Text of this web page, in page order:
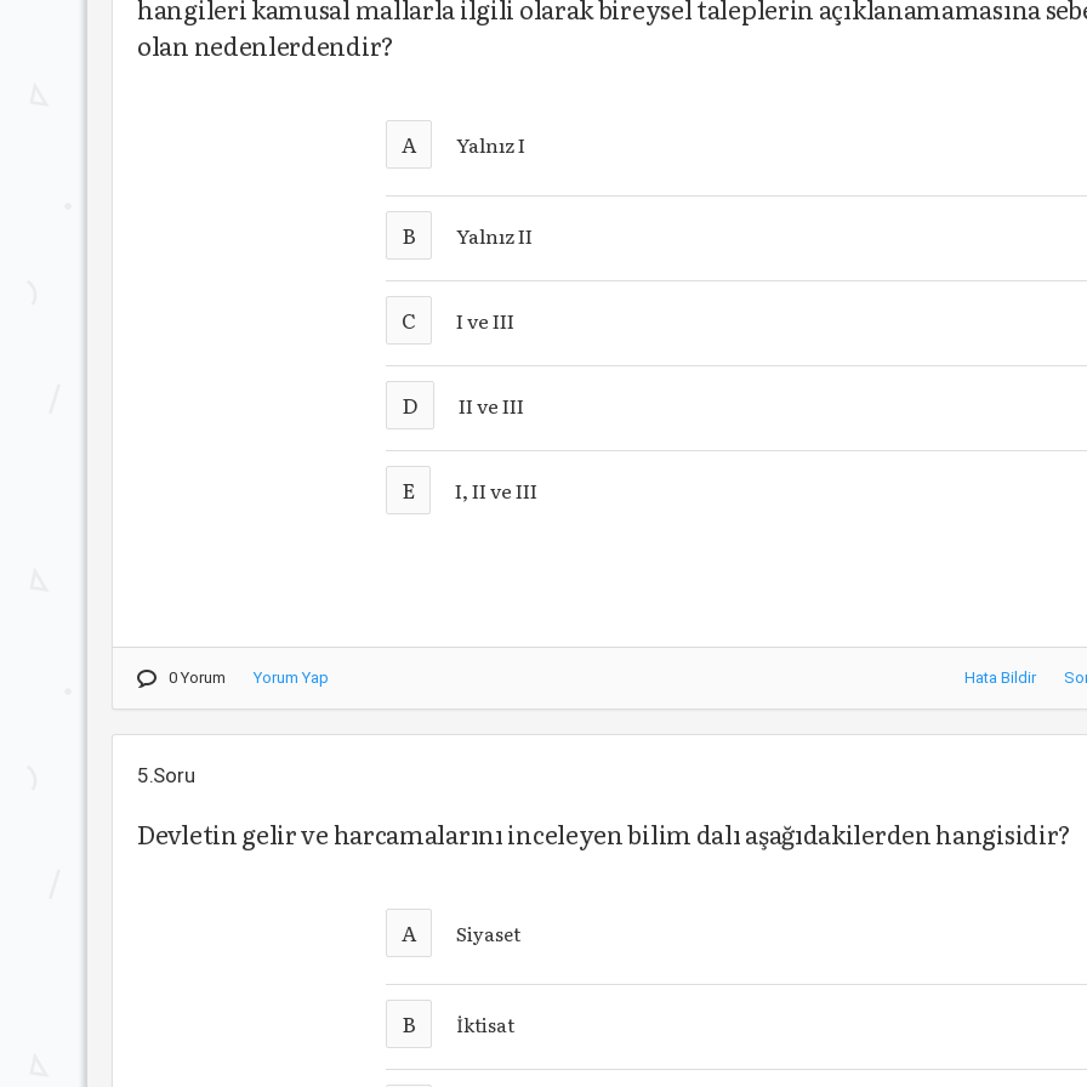
hangileri kamusal mallarla ilgili olarak bireysel taleplerin açıklanamamasına
olan nedenlerdendir?
A Yalnız I
B Yalnız II
C I ve III
D II ve III
E I, II ve III
0 Yorum Yorum Yap Hata Bildir
5.Soru
Devletin gelir ve harcamalarını inceleyen bilim dalı aşağıdakilerden hangisidir?
A Siyaset
B İktisat